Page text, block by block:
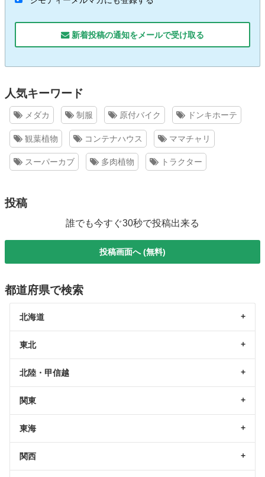
新着投稿の通知をメールで受け取る
人気キーワード
メダカ 制服 原付バイク ドンキホーテ
観葉植物 コンテナハウス ママチャリ
スーパーカブ 多肉植物 トラクター
投稿
誰でも今すぐ30秒で投稿出来る
投稿画面へ (無料)
都道府県で検索
北海道
東北
北陸・甲信越
関東
東海
関西